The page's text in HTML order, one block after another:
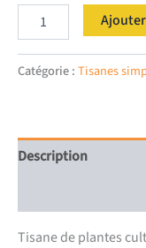
Catégorie :Tisanes
Description
Tisane de plantes